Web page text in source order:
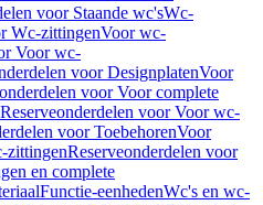
voor Staande wc'sWc-
Wc-zittingenVoor wc-
Voor wc-
voor DesignplatenVoor
voor Voor complete
Reserveonderdelen voor Voor wc-
voor ToebehorenVoor
zittingenReserveonderdelen voor
en complete
Functie-eenhedenWc's en wc-